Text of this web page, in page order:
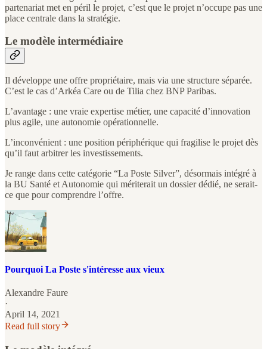
partenariat met en péril le projet, c’est que le projet n’occupe pas une
place centrale dans la stratégie.
Le modèle intermédiaire
Il développe une offre propriétaire, mais via une structure séparée.
C’est le cas d’Arkéa Care ou de Tilia chez BNP Paribas.
L’avantage : une vraie expertise métier, une capacité d’innovation
plus agile, une autonomie opérationnelle.
L’inconvénient : une position périphérique qui fragilise le projet dès
qu’il faut arbitrer les investissements.
Je range dans cette catégorie “La Poste Silver”, désormais intégré à
la BU Santé et Autonomie qui mériterait un dossier dédié, ne serait-
ce que pour comprendre l’offre.
Pourquoi La Poste s'intéresse aux vieux
Alexandre Faure
·
April 14, 2021
Read full story